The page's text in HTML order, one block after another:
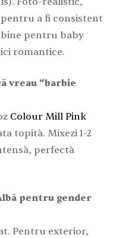
a fi consistent
pentru baby
romantice.
vreau “barbie
Colour Mill Pink
topită. Mixezi 1-2
perfectă
pentru gender
Pentru exterior,